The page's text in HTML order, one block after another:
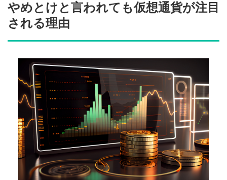
やめとけと言われても仮想通貨が注目
される理由